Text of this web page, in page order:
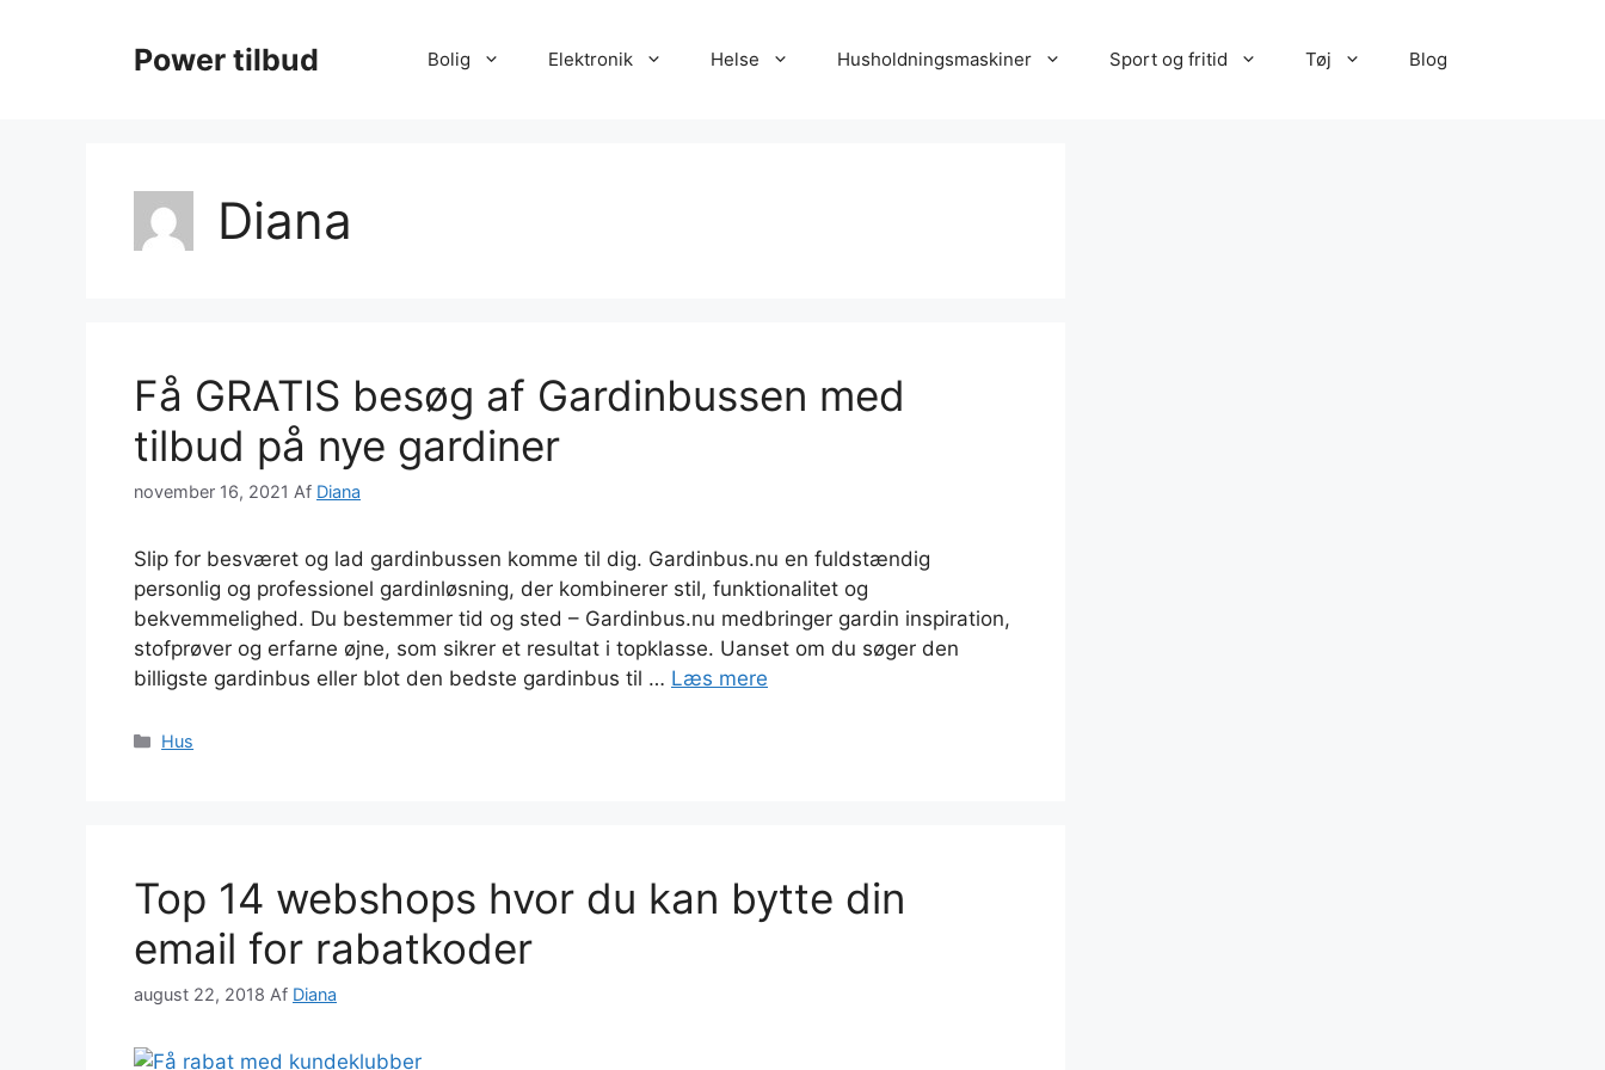
Power tilbud Bolig Elektronik Helse Husholdningsmaskiner Sport og fritid Tøj Blog
Diana
Få GRATIS besøg af Gardinbussen med
tilbud på nye gardiner
november 16, 2021 Af Diana
Slip for besværet og lad gardinbussen komme til dig. Gardinbus.nu en fuldstændig
personlig og professionel gardinløsning, der kombinerer stil, funktionalitet og
bekvemmelighed. Du bestemmer tid og sted – Gardinbus.nu medbringer gardin inspiration,
stofprøver og erfarne øjne, som sikrer et resultat i topklasse. Uanset om du søger den
billigste gardinbus eller blot den bedste gardinbus til … Læs mere
Kategorier
Hus
Top 14 webshops hvor du kan bytte din
email for rabatkoder
august 22, 2018 Af Diana